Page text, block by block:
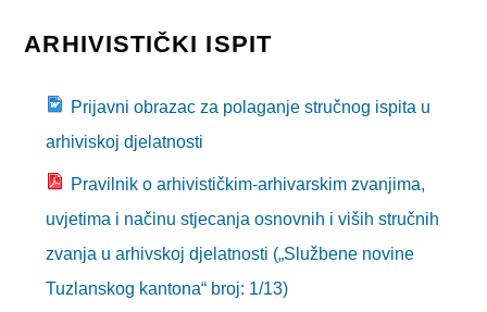
ARHIVISTIČKI ISPIT
Prijavni obrazac za polaganje stručnog ispita u
arhiviskoj djelatnosti
Pravilnik o arhivističkim-arhivarskim zvanjima,
uvjetima i načinu stjecanja osnovnih i viših stručnih
zvanja u arhivskoj djelatnosti („Službene novine
Tuzlanskog kantona“ broj: 1/13)
USTANOVE I PREDUZEĆA KULTURE U RESORNOJ
NADLEŽNOSTI
DOKUMENTI
ARHIVISTIČKI ISPIT
OSTALO